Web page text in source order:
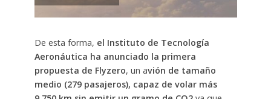
De esta forma, el Instituto de Tecnología
Aeronáutica ha anunciado la primera
propuesta de Flyzero, un avión de tamaño
medio (279 pasajeros), capaz de volar más